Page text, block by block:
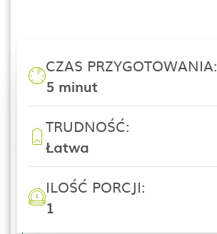
CZAS PRZYGOTOWANIA:
5 minut
TRUDNOŚĆ:
Łatwa
ILOŚĆ PORCJI:
1